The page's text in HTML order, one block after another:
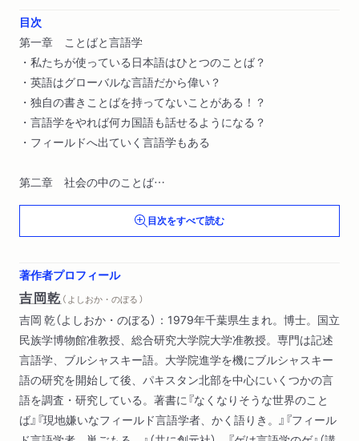
目次
第一章 ことばと言語学
・私たちが使っている日本語はひとつのことば？
・英語はグローバルな言語だから偉い？
・独自の書きことばを持ってないことがある！？
・言語学をやれば何カ国語も話せるようになる？
・フィールドへ出ていく言語学もある
第二章 社会の中のことば
・世界共通語を作れば便利なのか？
・ことばは文化を色濃く反映している
・話す人がいなくなるとことばは滅びる
目次をすべて読む
著作者プロフィール
吉岡乾 （ よしおか・のぼる ）
吉岡 乾（よしおか・のぼる）：1979年千葉県生まれ。博士。国立
民族学博物館准教授、総合研究大学院大学准教授。専門は記述
言語学、ブルシャスキー語。大学院進学を機にブルシャスキー
語の研究を開始して後、パキスタン北部を中心にいくつかの言
語を調査・研究している。著書に『なくなりそうな世界のこと
ば』『現地嫌いなフィールド言語学者、かく語りき。』『フィール